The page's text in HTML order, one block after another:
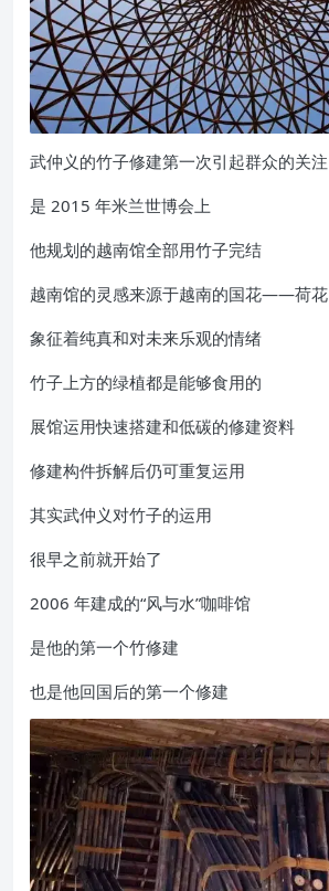
武仲义的竹子修建第一次引起群众的关注
是 2015 年米兰世博会上
他规划的越南馆全部用竹子完结
越南馆的灵感来源于越南的国花——荷花
象征着纯真和对未来乐观的情绪
竹子上方的绿植都是能够食用的
展馆运用快速搭建和低碳的修建资料
修建构件拆解后仍可重复运用
其实武仲义对竹子的运用
很早之前就开始了
2006 年建成的“风与水”咖啡馆
是他的第一个竹修建
也是他回国后的第一个修建